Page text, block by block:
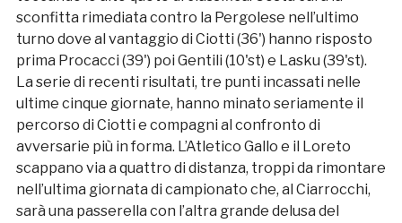
sconfitta rimediata contro la Pergolese nell’ultimo
turno dove al vantaggio di Ciotti (36') hanno risposto
prima Procacci (39') poi Gentili (10'st) e Lasku (39'st).
La serie di recenti risultati, tre punti incassati nelle
ultime cinque giornate, hanno minato seriamente il
percorso di Ciotti e compagni al confronto di
avversarie più in forma. L’Atletico Gallo e il Loreto
scappano via a quattro di distanza, troppi da rimontare
nell’ultima giornata di campionato che, al Ciarrocchi,
sarà una passerella con l’altra grande delusa del